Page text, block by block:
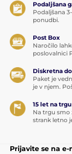
Podaljšana
Podaljšana
ponudbi.
Post Box
Naročilo
poslovalnici
Diskretna
Paket je
je v njem.
15 let na trgu
Na trgu smo
strank letno
Prijavite se na e-